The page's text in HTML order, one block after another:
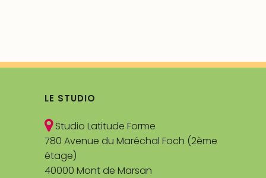
LE STUDIO
Studio Latitude Forme
780 Avenue du Maréchal Foch (2ème
étage)
40000 Mont de Marsan